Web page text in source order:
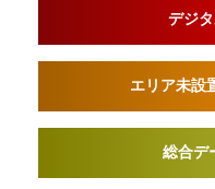
デジ
エリア未設
総合デ